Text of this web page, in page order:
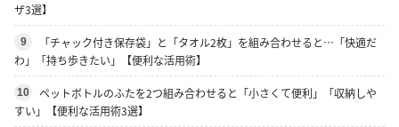
ザ3選】
9
「チャック付き保存袋」と「タオル2枚」を組み合わせると…「快適だ
わ」「持ち歩きたい」【便利な活用術】
10
ペットボトルのふたを2つ組み合わせると「小さくて便利」「収納しや
すい」【便利な活用術3選】